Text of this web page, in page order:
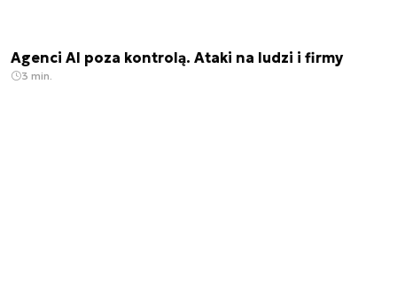
Agenci AI poza kontrolą. Ataki na ludzi i firmy
3 min.